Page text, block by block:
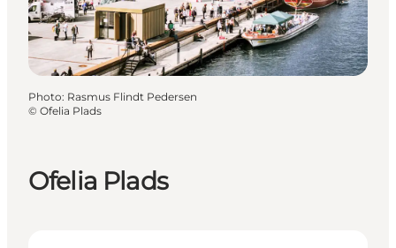
Ofelia Plads
Photo: Rasmus Flindt Pedersen
© Ofelia Plads